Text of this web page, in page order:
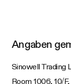
Angaben
Sinowell Trading
Room 1006, 10/